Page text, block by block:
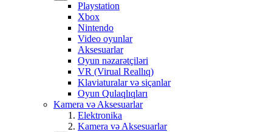
Playstation
Xbox
Nintendo
Video oyunlar
Aksesuarlar
Oyun nəzarətçiləri
VR (Virual Reallıq)
Klaviaturalar və siçanlar
Oyun Qulaqlıqları
Kamera və Aksesuarlar
Elektronika
Kamera və Aksesuarlar